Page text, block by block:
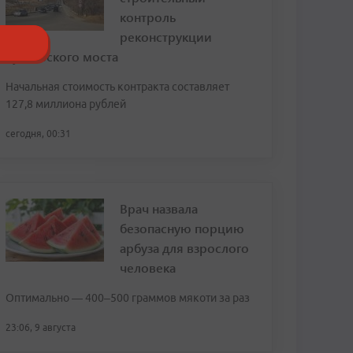
контроль
реконструкции
Рудневского моста
Начальная стоимость контракта составляет
127,8 миллиона рублей
сегодня, 00:31
Врач назвала
безопасную порцию
арбуза для взрослого
человека
Оптимально — 400–500 граммов мякоти за раз
23:06, 9 августа